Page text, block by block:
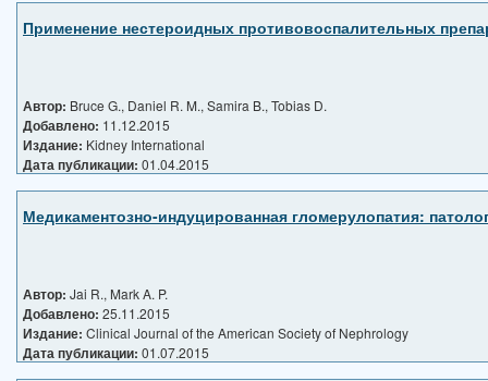
Применение нестероидных противовоспалительных
Автор: Bruce G., Daniel R. M., Samira B., Tobias D.
Добавлено: 11.12.2015
Издание: Kidney International
Дата публикации: 01.04.2015
Медикаментозно-индуцированная гломерулопатия:
Автор: Jai R., Mark A. P.
Добавлено: 25.11.2015
Издание: Clinical Journal of the American Society of Nephrology
Дата публикации: 01.07.2015